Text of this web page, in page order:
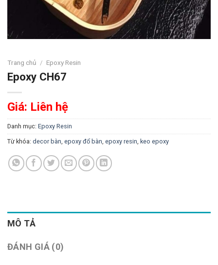
Trang chủ / Epoxy Resin
Epoxy CH67
Giá: Liên hệ
Danh mục: Epoxy Resin
Từ khóa: decor bàn epoxy đổ bàn epoxy resin keo epoxy
MÔ TẢ
ĐÁNH GIÁ (0)